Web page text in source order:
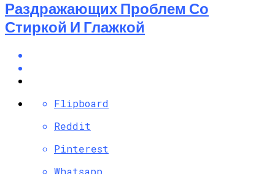
Раздражающих Проблем Со
Стиркой И Глажкой
Flipboard
Reddit
Pinterest
Whatsapp